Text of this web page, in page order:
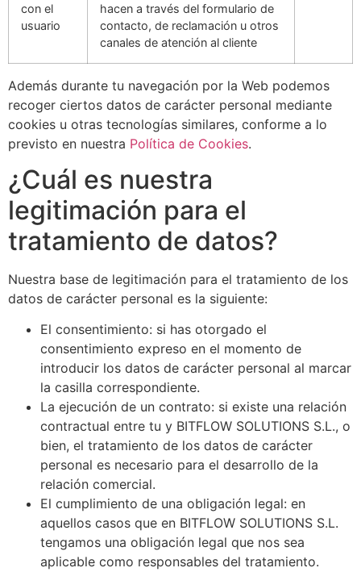
con el
usuario
hacen a través del formulario de
contacto, de reclamación u otros
canales de atención al cliente
Además durante tu navegación por la Web podemos
recoger ciertos datos de carácter personal mediante
cookies u otras tecnologías similares, conforme a lo
previsto en nuestra Política de Cookies.
¿Cuál es nuestra
legitimación para el
tratamiento de datos?
Nuestra base de legitimación para el tratamiento de los
datos de carácter personal es la siguiente:
El consentimiento: si has otorgado el
consentimiento expreso en el momento de
introducir los datos de carácter personal al marcar
la casilla correspondiente.
La ejecución de un contrato: si existe una relación
contractual entre tu y BITFLOW SOLUTIONS S.L., o
bien, el tratamiento de los datos de carácter
personal es necesario para el desarrollo de la
relación comercial.
El cumplimiento de una obligación legal: en
aquellos casos que en BITFLOW SOLUTIONS S.L.
tengamos una obligación legal que nos sea
aplicable como responsables del tratamiento.